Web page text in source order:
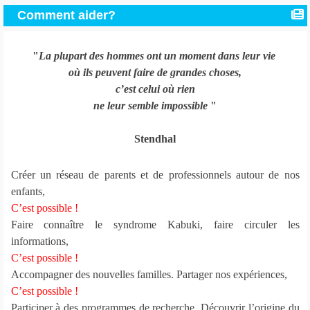
Comment aider?
"La plupart des hommes ont un moment dans leur vie
où ils peuvent faire de grandes choses,
c’est celui où rien
ne leur semble impossible "
Stendhal
Créer un réseau de parents et de professionnels autour de nos
enfants,
C’est possible !
Faire connaître le syndrome Kabuki, faire circuler les
informations,
C’est possible !
Accompagner des nouvelles familles. Partager nos expériences,
C’est possible !
Participer à des programmes de recherche. Découvrir l’origine du